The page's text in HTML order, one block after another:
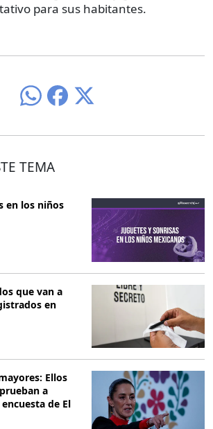
para sus habitantes.
TEMA
en los niños
que van a
en
Ellos
a
de El